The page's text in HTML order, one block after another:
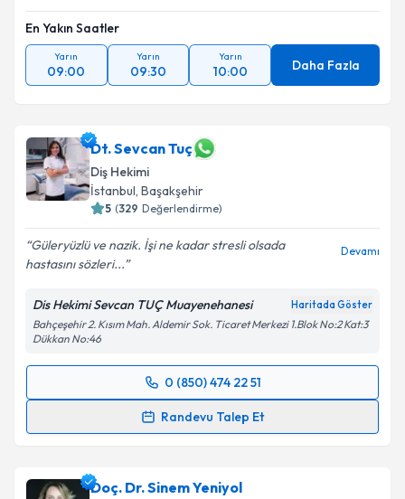
En Yakın Saatler
Yarın
09:00
Yarın
09:30
Yarın
10:00 Daha Fazla
Dt. Sevcan Tuç
Diş Hekimi
İstanbul, Başakşehir
5 (329 Değerlendirme)
Güleryüzlü ve nazik. İşi ne kadar stresli olsada
hastasını sözleri...
Devamı
Dis Hekimi Sevcan TUÇ Muayenehanesi Haritada Göster
Bahçeşehir 2. Kısım Mah. Aldemir Sok. Ticaret Merkezi 1.Blok No:2 Kat:3
Dükkan No:46
0 (850) 474 22 51
Randevu Talep Et
Randevu Takvimi Talebi
hazırlandığında e-posta ile bilgilendireceğiz.
Doç. Dr. Sinem Yeniyol